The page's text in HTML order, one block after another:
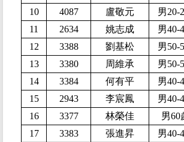
10
4087 盧敬元
男20-
11
2634 姚志成
男40-
12
3388 劉基松
男50-
13
3380 周維承
男50-
14
3384 何有平
男40-
15
2943 李宸鳳
男40-
16
3377 林榮佳
男60
17
3383 張進昇
男40-